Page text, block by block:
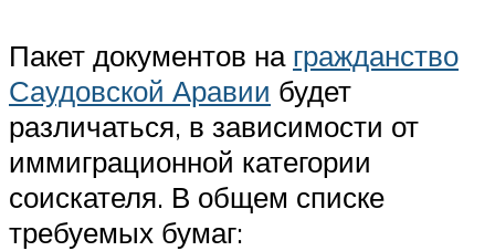
Пакет документов на гражданство
Саудовской Аравии будет
различаться, в зависимости от
иммиграционной категории
соискателя. В общем списке
требуемых бумаг: